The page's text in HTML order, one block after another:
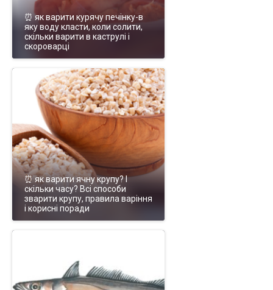
⏰ як варити курячу печінку-в
яку воду класти, коли солити,
скільки варити в каструлі і
скороварці
⏰ як варити ячну крупу? І
скільки часу? Всі способи
зварити крупу, правила варіння
і корисні поради